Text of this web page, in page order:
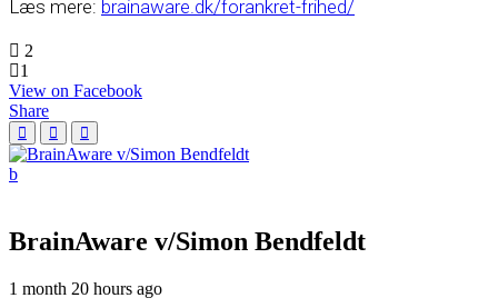
Læs mere: brainaware.dk/forankret-frihed/
2
1
View on Facebook
Share
BrainAware v/Simon Bendfeldt
1 month 20 hours ago